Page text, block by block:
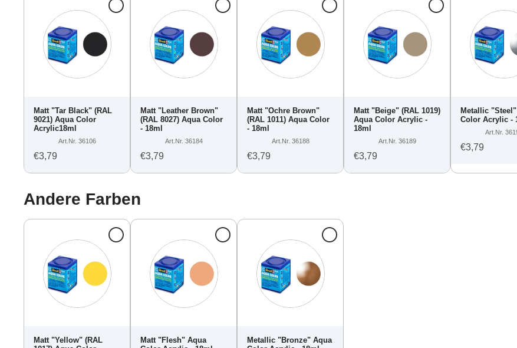
Matt "Tar Black" (RAL
9021) Aqua Color
Acrylic18ml
Art.Nr. 36106
€3,79
Matt "Leather Brown"
(RAL 8027) Aqua Color
- 18ml
Art.Nr. 36184
€3,79
Matt "Ochre Brown"
(RAL 1011) Aqua Color
- 18ml
Art.Nr. 36188
€3,79
Matt "Beige" (RAL 1019)
Aqua Color Acrylic -
18ml
Art.Nr. 36189
€3,79
Metallic
Color Acrylic -
Art.Nr.
€3,79
Andere Farben
Matt "Yellow" (RAL
Matt "Flesh" Aqua
Metallic "Bronze" Aqua